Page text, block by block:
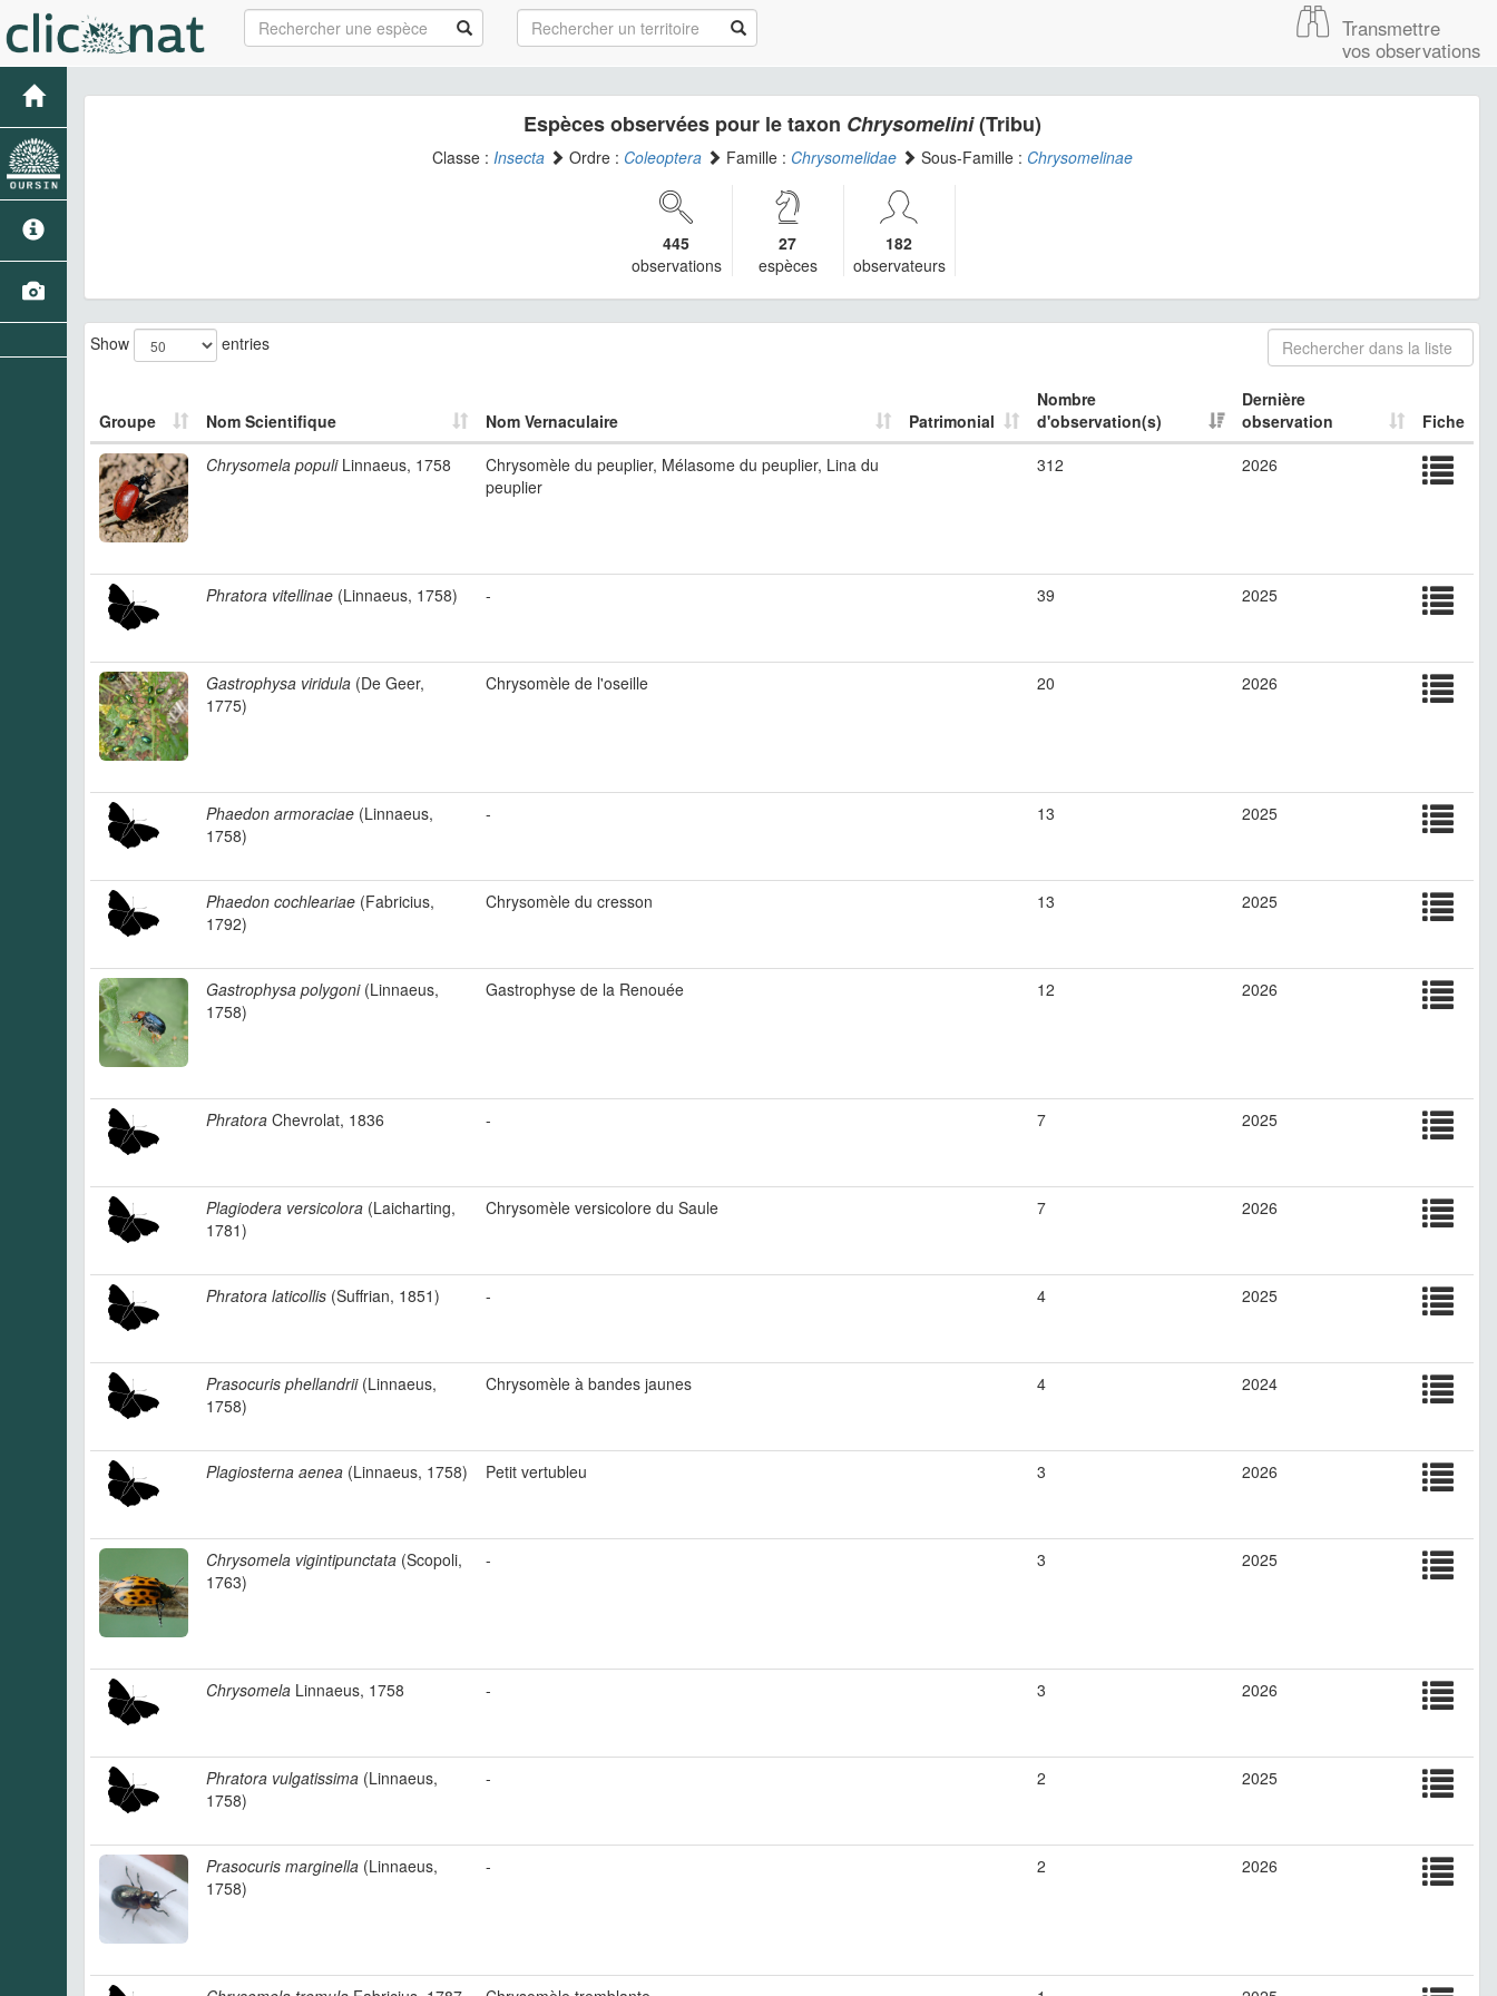
Transmettre
vos observations
Espèces observées pour le taxon Chrysomelini(Tribu)
Classe : Insecta Ordre : Coleoptera Famille : Chrysomelidae Sous-Famille : Chrysomelinae
445
observations
27
espèces
182
observateurs
Show entries
Groupe Nom Scientifique Nom Vernaculaire Patrimonial
Nombre
d'observation(s)
Dernière
observation
Fiche
Chrysomela populiLinnaeus, 1758
Chrysomèle du peuplier, Mélasome du peuplier, Lina du
peuplier
312 2026
Phratora vitellinae (Linnaeus, 1758) - 39 2025
Gastrophysa viridula (De Geer,
1775)
Chrysomèle de l'oseille 20 2026
Phaedon armoraciae (Linnaeus,
1758)
- 13 2025
Phaedon cochleariae (Fabricius,
1792)
Chrysomèle du cresson 13 2025
Gastrophysa polygoni(Linnaeus,
1758)
Gastrophyse de la Renouée 12 2026
Phratora Chevrolat, 1836 - 7 2025
Plagiodera versicolora (Laicharting,
1781)
Chrysomèle versicolore du Saule 7 2026
Phratora laticollis (Suffrian, 1851) - 4 2025
Prasocuris phellandrii(Linnaeus,
1758)
Chrysomèle à bandes jaunes 4 2024
Plagiosterna aenea (Linnaeus, 1758) Petit vertubleu 3 2026
Chrysomela vigintipunctata (Scopoli,
1763)
- 3 2025
Chrysomela Linnaeus, 1758 - 3 2026
Phratora vulgatissima (Linnaeus,
1758)
- 2 2025
Prasocuris marginella (Linnaeus,
1758)
- 2 2026